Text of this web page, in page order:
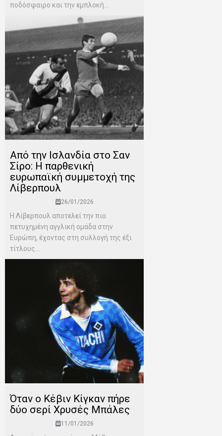
ποδόσφαιρο και την εμπλοκή...
Από την Ισλανδία στο Σαν
Σίρο: Η παρθενική
ευρωπαϊκή συμμετοχή της
Λίβερπουλ
26/01/2026
Η Λίβερπουλ αποτελεί την πιο
πετυχημένη αγγλική ομάδα στην
Ευρώπη, έχοντας στη συλλογή της έξι
τίτλους...
Όταν ο Κέβιν Κίγκαν πήρε
δύο σερί Χρυσές Μπάλες
11/01/2026